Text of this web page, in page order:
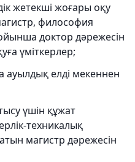
жетекші жоғары оқу
философия
доктор дәрежесін
үміткерлер;
ауылдық елді мекеннен
үшін құжат
техникалық
магистр дәрежесін